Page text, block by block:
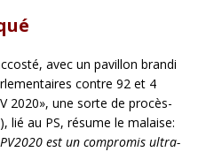
avec un pavillon brandi
contre 92 et 4
2020», une sorte de procès-
lié au PS, résume le malaise:
est un compromis ultra-